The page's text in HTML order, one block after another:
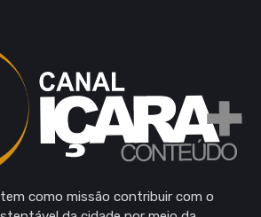
como missão contribuir com o